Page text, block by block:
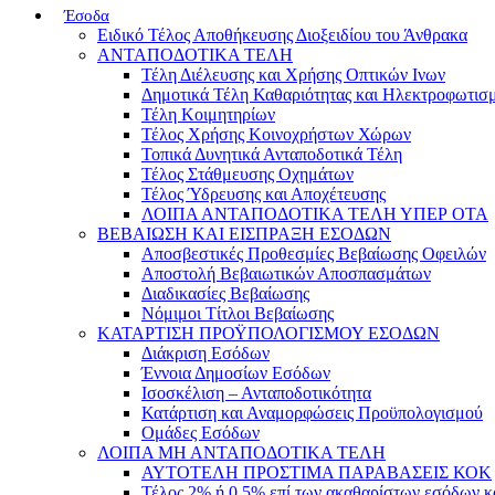
Έσοδα
Ειδικό Τέλος Αποθήκευσης Διοξειδίου του Άνθρακα
ΑΝΤΑΠΟΔΟΤΙΚΑ ΤΕΛΗ
Τέλη Διέλευσης και Χρήσης Οπτικών Ινων
Δημοτικά Τέλη Καθαριότητας και
Τέλη Κοιμητηρίων
Τέλος Χρήσης Κοινοχρήστων Χώρων
Τοπικά Δυνητικά Ανταποδοτικά Τέλη
Τέλος Στάθμευσης Οχημάτων
Τέλος Ύδρευσης και Αποχέτευσης
ΛΟΙΠΑ ΑΝΤΑΠΟΔΟΤΙΚΑ ΤΕΛΗ ΥΠΕΡ ΟΤΑ
ΒΕΒΑΙΩΣΗ ΚΑΙ ΕΙΣΠΡΑΞΗ ΕΣΟΔΩΝ
Αποσβεστικές Προθεσμίες Βεβαίωσης Οφειλών
Αποστολή Βεβαιωτικών Αποσπασμάτων
Διαδικασίες Βεβαίωσης
Νόμιμοι Τίτλοι Βεβαίωσης
ΚΑΤΑΡΤΙΣΗ ΠΡΟΫΠΟΛΟΓΙΣΜΟΥ ΕΣΟΔΩΝ
Διάκριση Εσόδων
Έννοια Δημοσίων Εσόδων
Ισοσκέλιση – Ανταποδοτικότητα
Κατάρτιση και Αναμορφώσεις Προϋπολογισμού
Ομάδες Εσόδων
ΛΟΙΠΑ ΜΗ ΑΝΤΑΠΟΔΟΤΙΚΑ ΤΕΛΗ
ΑΥΤΟΤΕΛΗ ΠΡΟΣΤΙΜΑ ΠΑΡΑΒΑΣΕΙΣ ΚΟΚ